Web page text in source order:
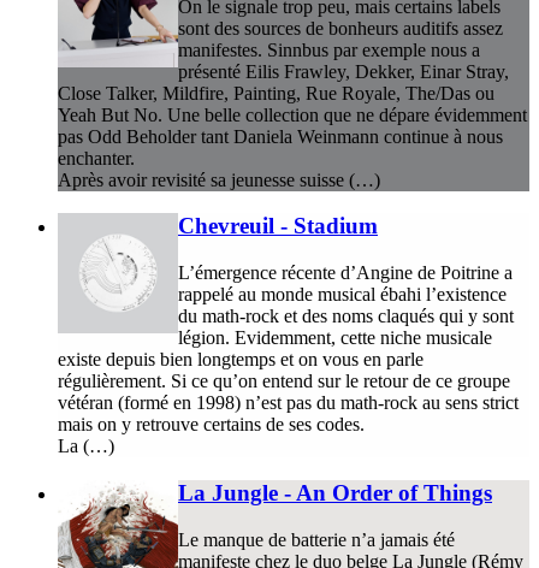
On le signale trop peu, mais certains labels
sont des sources de bonheurs auditifs assez
manifestes. Sinnbus par exemple nous a
présenté Eilis Frawley, Dekker, Einar Stray,
Close Talker, Mildfire, Painting, Rue Royale, The/Das ou
Yeah But No. Une belle collection que ne dépare évidemment
pas Odd Beholder tant Daniela Weinmann continue à nous
enchanter.
Après avoir revisité sa jeunesse suisse (…)
Chevreuil - Stadium
L’émergence récente d’Angine de Poitrine a
rappelé au monde musical ébahi l’existence
du math-rock et des noms claqués qui y sont
légion. Evidemment, cette niche musicale
existe depuis bien longtemps et on vous en parle
régulièrement. Si ce qu’on entend sur le retour de ce groupe
vétéran (formé en 1998) n’est pas du math-rock au sens strict
mais on y retrouve certains de ses codes.
La (…)
La Jungle - An Order of Things
Le manque de batterie n’a jamais été
manifeste chez le duo belge La Jungle (Rémy